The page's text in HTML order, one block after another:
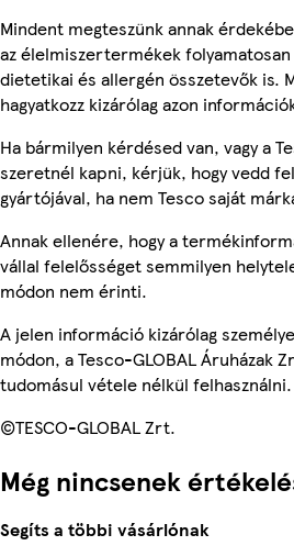
Mindent megteszünk annak
az élelmiszertermékek
dietetikai és allergén összetevők is.
hagyatkozz kizárólag azon
Ha bármilyen kérdésed van, vagy a
szeretnél kapni, kérjük, hogy vedd
gyártójával, ha nem Tesco saját
Annak ellenére, hogy a
vállal felelősséget semmilyen
módon nem érinti.
A jelen információ kizárólag
módon, a Tesco-GLOBAL Áruházak
tudomásul vétele nélkül felhasználni.
©TESCO-GLOBAL Zrt.
Még nincsenek
Segíts a többi vásárlónak